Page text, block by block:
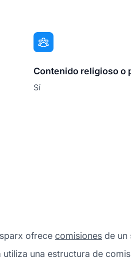
Contenido religioso o
Sí
ofrece comisiones de un
una estructura de